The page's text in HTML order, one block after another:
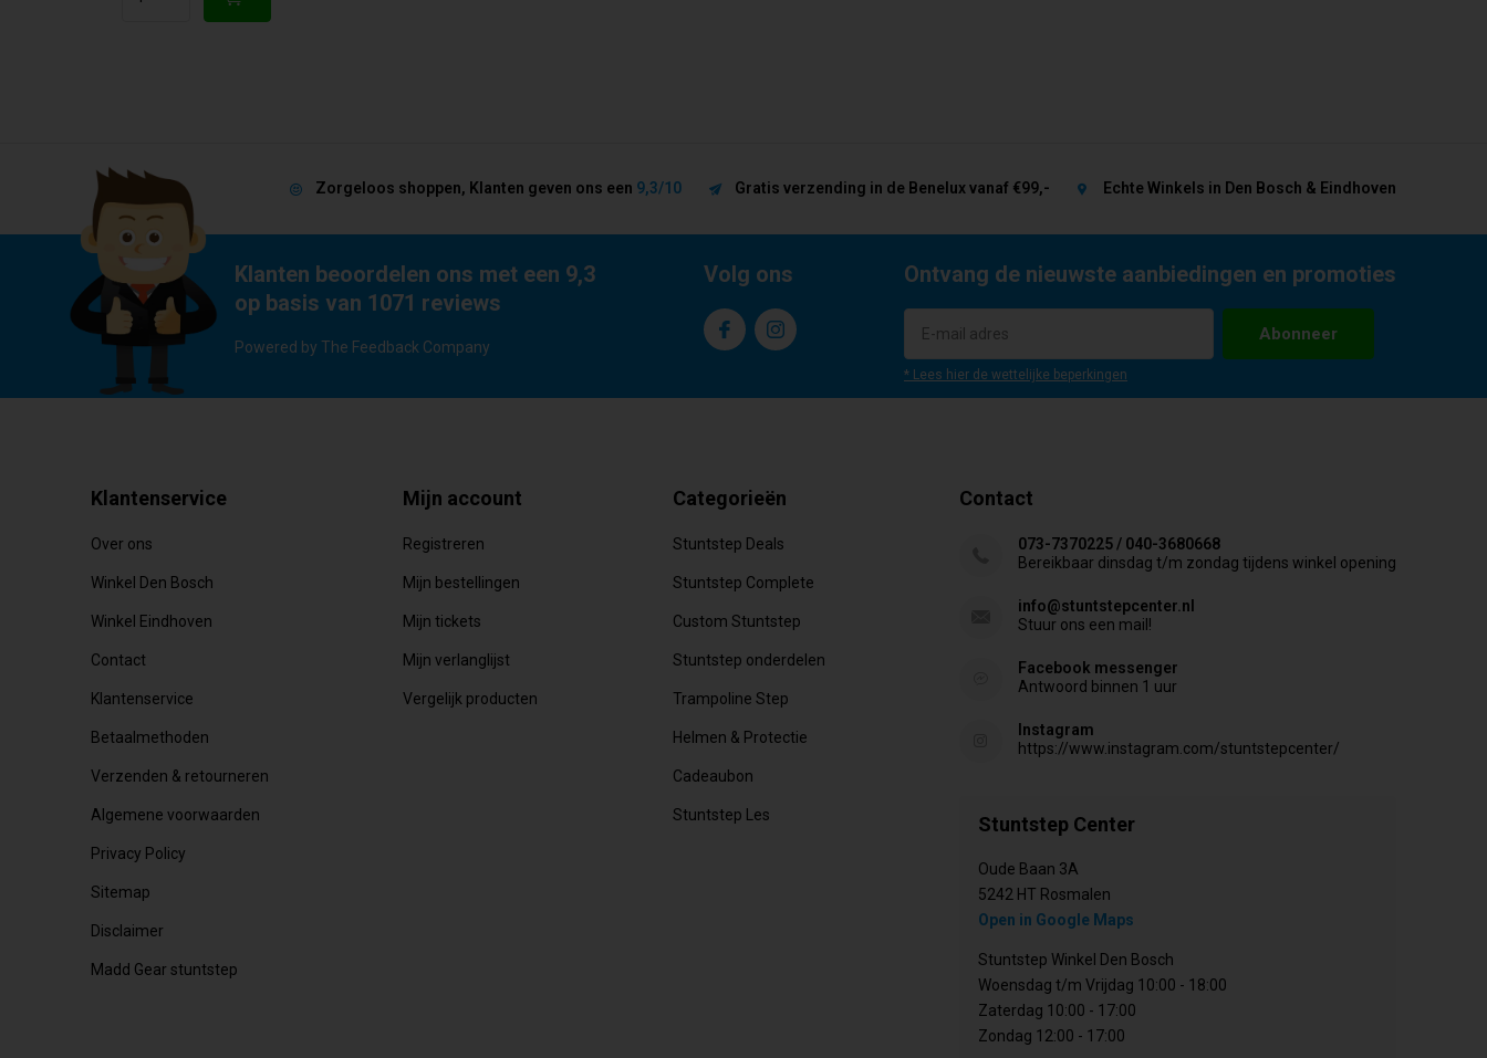
Zorgeloos shoppen, Klanten geven ons een 9,3/10 Gratis verzending in de Benelux vanaf €99,- Echte Winkels in Den Bosch & Eindhoven
Klanten beoordelen ons met een 9,3
op basis van 1071 reviews
Powered by The Feedback Company
Volg ons Ontvang de nieuwste aanbiedingen en promoties
Abonneer
* Lees hier de wettelijke beperkingen
Klantenservice
Over ons
Winkel Den Bosch
Winkel Eindhoven
Contact
Klantenservice
Betaalmethoden
Verzenden & retourneren
Algemene voorwaarden
Privacy Policy
Sitemap
Disclaimer
Madd Gear stuntstep
Mijn account
Registreren
Mijn bestellingen
Mijn tickets
Mijn verlanglijst
Vergelijk producten
Categorieën
Stuntstep Deals
Stuntstep Complete
Custom Stuntstep
Stuntstep onderdelen
Trampoline Step
Helmen & Protectie
Cadeaubon
Stuntstep Les
Contact
073-7370225 / 040-3680668
Bereikbaar dinsdag t/m zondag tijdens winkel opening
info@stuntstepcenter.nl
Stuur ons een mail!
Facebook messenger
Antwoord binnen 1 uur
Instagram
https://www.instagram.com/stuntstepcenter/
Stuntstep Center
Oude Baan 3A
5242 HT Rosmalen
Open in Google Maps
Stuntstep Winkel Den Bosch
Woensdag t/m Vrijdag 10:00 - 18:00
Zaterdag 10:00 - 17:00
Zondag 12:00 - 17:00